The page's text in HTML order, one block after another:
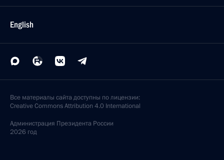
English
Все материалы сайта доступны по лицензии:
Creative Commons Attribution 4.0 International
Администрация Президента России
2026 год